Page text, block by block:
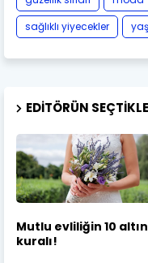
sağlıklı yiyecekler
EDITÖRÜN
Mutlu evliliğin 10 altın
kuralı!